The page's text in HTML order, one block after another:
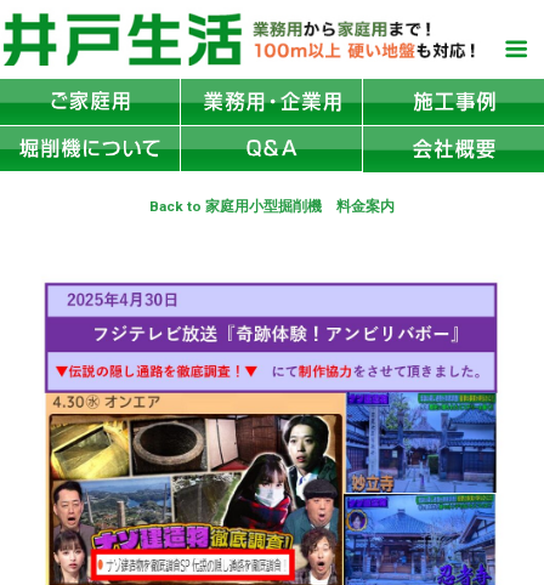
Back to 家庭用小型掘削機 料金案内